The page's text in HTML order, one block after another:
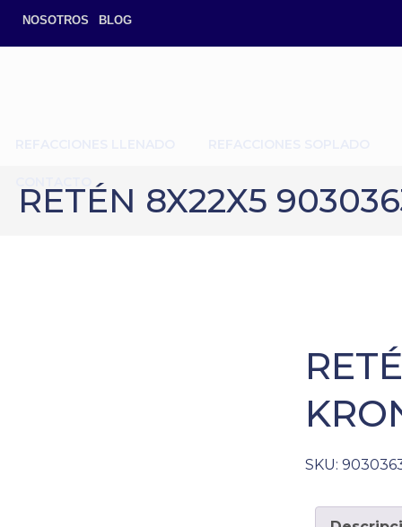
NOSOTROS BLOG
RETÉN 8X22X5
SKU: